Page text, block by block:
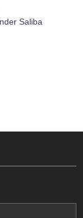
Saliba